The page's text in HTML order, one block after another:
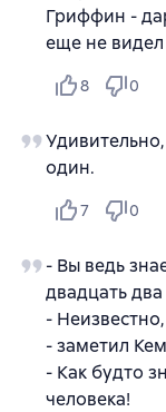
Гриффин -
еще не видел
8 0
один.
7 0
- Вы ведь
двадцать два
-
- заметил
- Как будто
человека!